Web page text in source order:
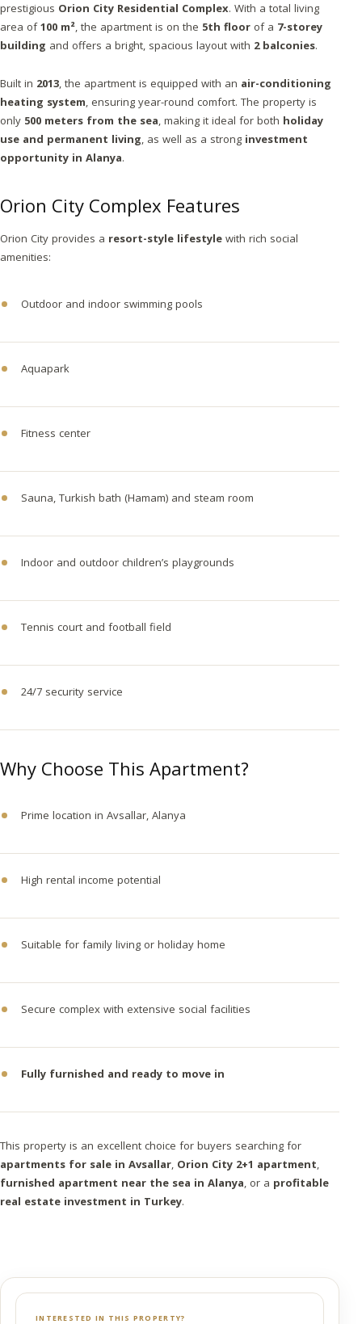
prestigious Orion City Residential Complex. With a total living
area of100 m², the apartment is on the 5th floor of a 7-storey
building and offers a bright, spacious layout with 2 balconies.
Built in 2013, the apartment is equipped with an air-conditioning
heating system, ensuring year-round comfort. The property is
only 500 meters from the sea, making it ideal for both holiday
use and permanent living, as well as a strong investment
opportunity in Alanya.
Orion City Complex Features
Orion City provides a resort-style lifestyle with rich social
amenities:
Outdoor and indoor swimming pools
Aquapark
Fitness center
Sauna, Turkish bath (Hamam) and steam room
Indoor and outdoor children’s playgrounds
Tennis court and football field
24/7 security service
Why Choose This Apartment?
Prime location in Avsallar, Alanya
High rental income potential
Suitable for family living or holiday home
Secure complex with extensive social facilities
Fully furnished and ready to move in
This property is an excellent choice for buyers searching for
apartments for sale in Avsallar, Orion City 2+1 apartment,
furnished apartment near the sea in Alanya, or a profitable
real estate investment in Turkey.
INTERESTED IN THIS PROPERTY?